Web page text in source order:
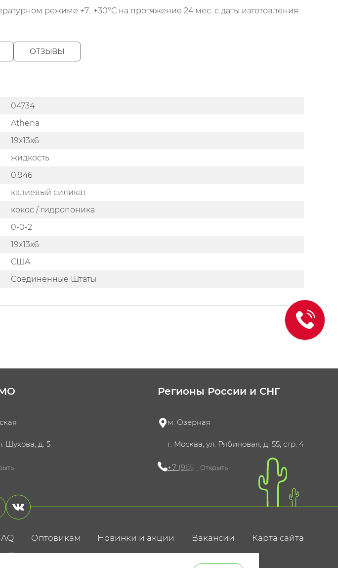
режиме +7…+30°C на протяжение 24 мес. с даты изготовления.
ОТЗЫВЫ
04734
Athena
19х13х6
жидкость
0.946
калиевый силикат
кокос / гидропоника
0-0-2
19х13х6
США
Соединенные Штаты
Шухова, д. 5
15
Регионы России и СНГ
м. Озерная
г. Москва, ул. Рябиновая, д. 55, стр. 4
+7 (965) 420-10-10
Открыть
Оптовикам Новинки и акции Вакансии Карта сайта
Пользовательское соглашение